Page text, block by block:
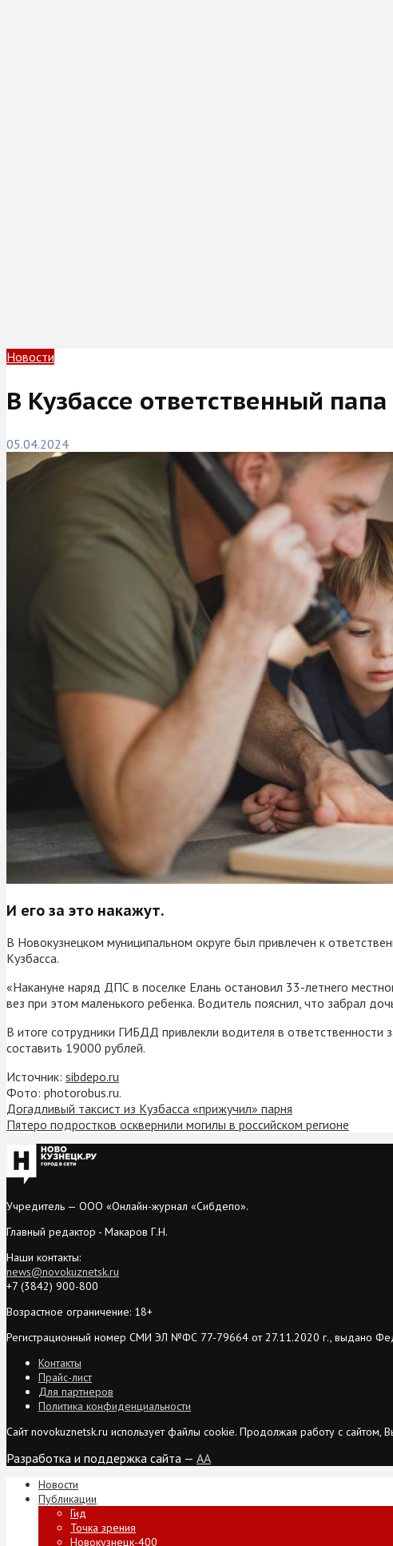
Новости
В Кузбассе ответственный
05.04.2024
И его за это накажут.
В Новокузнецком муниципальном округе был привлечен к
Кузбасса.
«Накануне наряд ДПС в поселке Елань остановил 33-летнего
вез при этом маленького ребенка. Водитель пояснил, что забрал
В итоге сотрудники ГИБДД привлекли водителя в
составить 19000 рублей.
Источник: sibdepo.ru
Фото: photorobus.ru.
Догадливый таксист из Кузбасса «прижучил» парня
Пятеро подростков осквернили могилы в российском регионе
Учредитель — ООО «Онлайн-журнал «Сибдепо».
Главный редактор - Макаров Г.Н.
Наши контакты:
news@novokuznetsk.ru
+7 (3842) 900-800
Возрастное ограничение: 18+
Регистрационный номер СМИ ЭЛ №ФС 77-79664 от 27.11.2020 г., выдано
Контакты
Прайс-лист
Для партнеров
Политика конфиденциальности
Сайт novokuznetsk.ru использует файлы cookie. Продолжая работу с сайтом,
Разработка и поддержка сайта — AA
Новости
Публикации
Гид
Точка зрения
Новокузнецк-400